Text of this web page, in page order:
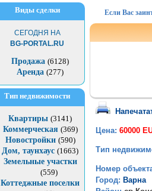
Виды сделки
СЕГОДНЯ НА
BG-PORTAL.RU
Продажа (6128)
Аренда (277)
Тип недвижимости
Квартиры (3141)
Коммерческая (369)
Новостройки (590)
Дом, таунхаус (1663)
Земельные участки
(559)
Коттеджные поселки
Если Вас
Цена: 60000
Тип
Номер
Город: Варна